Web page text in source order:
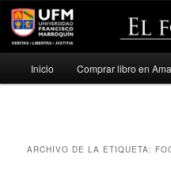
Ir
Ir
Inicio Comprar libro en
ARCHIVO DE LA ETIQUETA: